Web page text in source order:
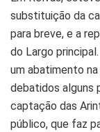
substituição da
para breve, e a
do Largo
um abatimento
debatidos alguns
captação das
público, que faz